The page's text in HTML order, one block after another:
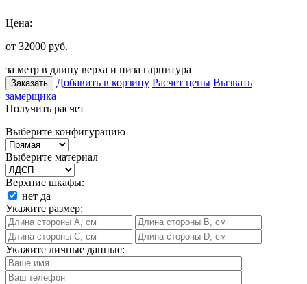
Цена:
от 32000 руб.
за метр в длину верха и низа гарнитура
Заказать Добавить в корзину Расчет цены Вызвать
замерщика
Получить расчет
Выберите конфигурацию
Выберите материал
Верхние шкафы:
нет да
Укажите размер:
Укажите личные данные: